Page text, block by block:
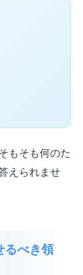
もそも何のた
えられませ
るべき領